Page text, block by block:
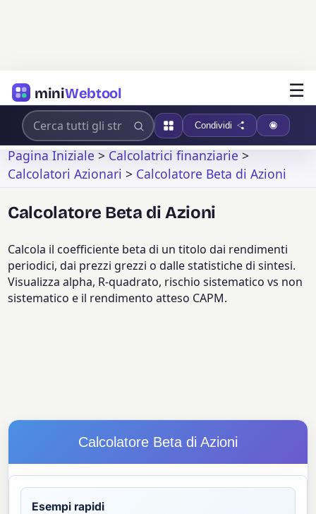
miniWebtool ☰
Condividi
Pagina Iniziale>Calcolatrici finanziarie>
Calcolatori Azionari > Calcolatore Beta di Azioni
Calcolatore Beta di Azioni
Calcola il coefficiente beta di un titolo dai rendimenti
periodici, dai prezzi grezzi o dalle statistiche di sintesi.
Visualizza alpha, R-quadrato, rischio sistematico vs non
sistematico e il rendimento atteso CAPM.
Calcolatore Beta di Azioni
Esempi rapidi